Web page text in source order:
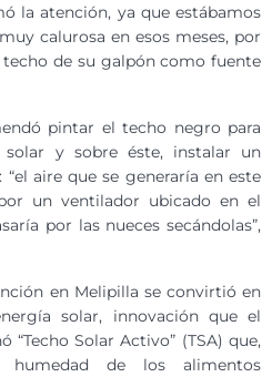
la atención, ya que estábamos
calurosa en esos meses, por
de su galpón como fuente
pintar el techo negro para
y sobre éste, instalar un
aire que se generaría en este
un ventilador ubicado en el
por las nueces secándolas”,
en Melipilla se convirtió en
solar, innovación que el
“Techo Solar Activo” (TSA) que,
humedad de los alimentos